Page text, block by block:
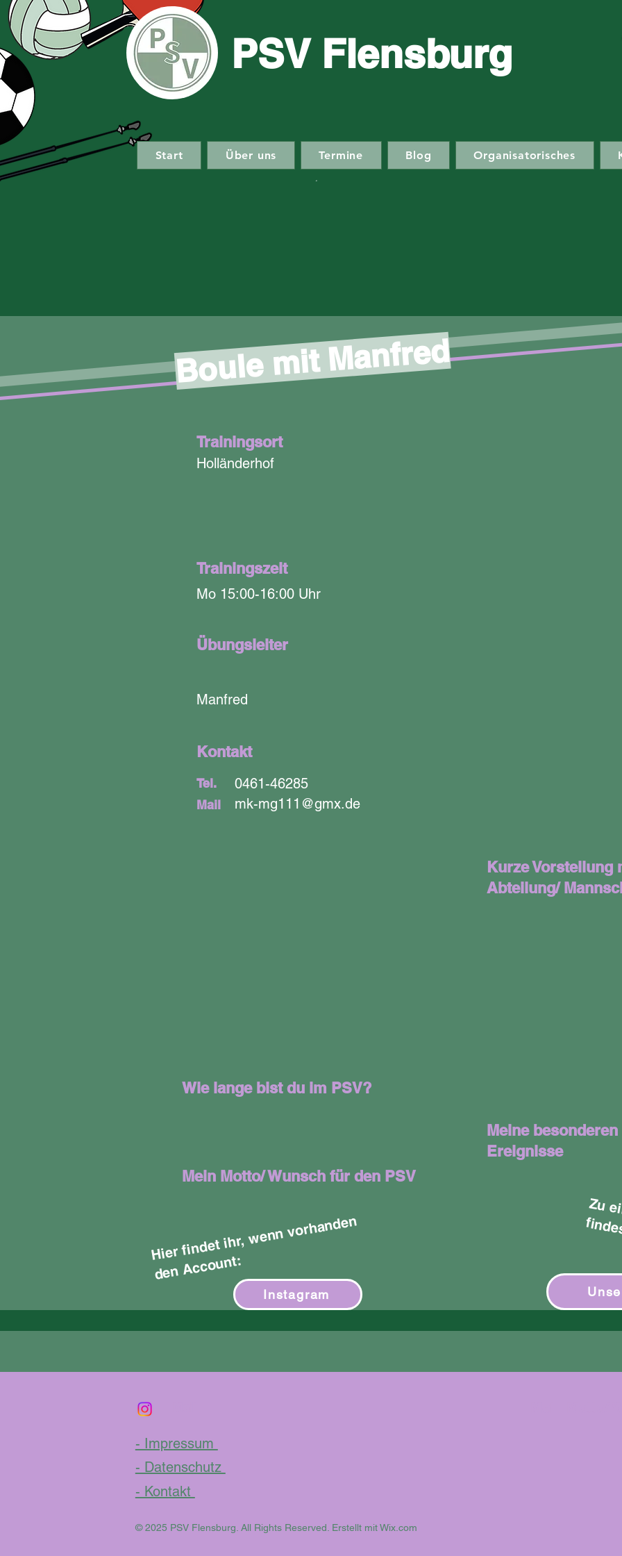
PSV Flensburg
Start Über uns Termine Blog Organisatorisches
Trainingsort
Holländerhof
Trainingszeit
Mo 15:00-16:00 Uhr
Übungsleiter
Boule mit Manfred
Manfred
Kontakt
Tel. 0461-46285
Mail mk-mg111@gmx.de
Kurze Vorstellung
Abteilung/
Wie lange bist du im PSV?
Mein Motto/ Wunsch für den PSV
Meine besonderen
Ereignisse
Hier fi
n
det i
hr,
we
n
n v
or
ha
n
de
n
de
n
Acc
o
u
nt:
Instagram
- Impressum
- Datenschutz
- Kontakt
© 2025 PSV Flensburg. All Rights Reserved. Erstellt mitWix.com